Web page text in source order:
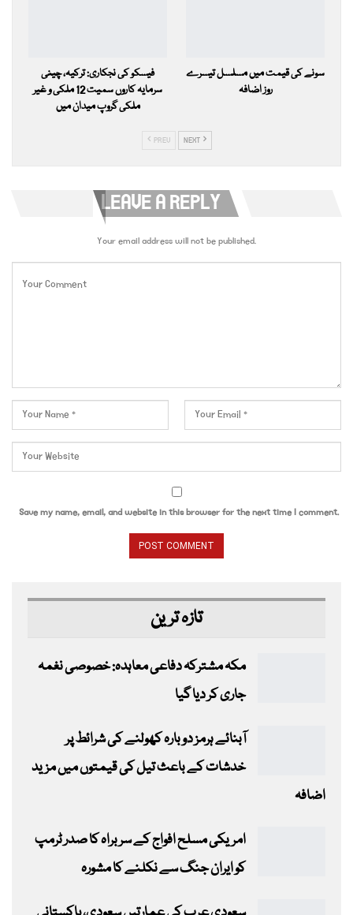
فیسکو کی نجکاری: ترکیہ، چینی
سرمایہ کاروں سمیت 12 ملکی و غیر
ملکی گروپ میدان میں
سونے کی قیمت میں مسلسل تیسرے
روز اضافہ
PREV NEXT
LEAVE A REPLY
Your email address will not be published.
Save my name, email, and website in this browser for the next time I comment.
تازہ ترین
مکہ مشترکہ دفاعی معاہدہ: خصوصی نغمہ
جاری کر دیا گیا
آبنائے ہرمز دوبارہ کھولنے کی شرائط پر
خدشات کے باعث تیل کی قیمتوں میں مزید
اضافہ
امریکی مسلح افواج کے سربراہ کا صدر ٹرمپ
کو ایران جنگ سے نکلنے کا مشورہ